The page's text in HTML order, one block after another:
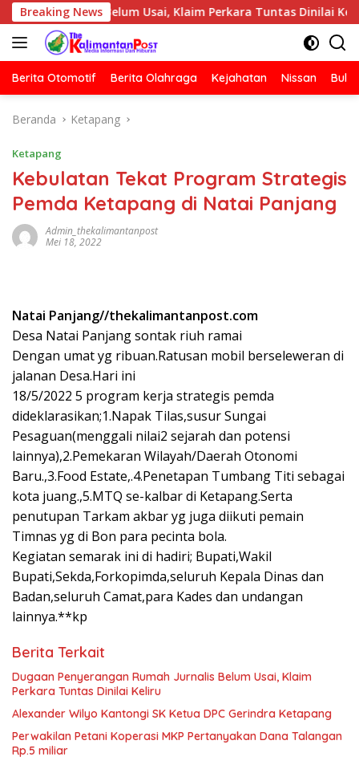
Langsung
ke
konten
Breaking News
Belum Usai, Klaim Perkara Tuntas Dinilai Keliru
Berita Otomotif Berita Olahraga Kejahatan Nissan
Beranda Ketapang
Ketapang
Kebulatan Tekat Program Strategis
Pemda Ketapang di Natai Panjang
Admin_thekalimantanpost
Mei 18, 2022
Natai Panjang//thekalimantanpost.com
Desa Natai Panjang sontak riuh ramai
Dengan umat yg ribuan.Ratusan mobil berseleweran di
jalanan Desa.Hari ini
18/5/2022 5 program kerja strategis pemda
dideklarasikan;1.Napak Tilas,susur Sungai
Pesaguan(menggali nilai2 sejarah dan potensi
lainnya),2.Pemekaran Wilayah/Daerah Otonomi
Baru.,3.Food Estate,.4.Penetapan Tumbang Titi sebagai
kota juang.,5.MTQ se-kalbar di Ketapang.Serta
penutupan Tarkam akbar yg juga diikuti pemain
Timnas yg di Bon para pecinta bola.
Kegiatan semarak ini di hadiri; Bupati,Wakil
Bupati,Sekda,Forkopimda,seluruh Kepala Dinas dan
Badan,seluruh Camat,para Kades dan undangan
lainnya.**kp
Berita Terkait
Dugaan Penyerangan Rumah Jurnalis Belum Usai, Klaim
Perkara Tuntas Dinilai Keliru
Alexander Wilyo Kantongi SK Ketua DPC Gerindra Ketapang
Perwakilan Petani Koperasi MKP Pertanyakan Dana Talangan
Rp.5 miliar